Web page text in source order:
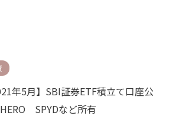
年5月】SBI証券ETF積立て口座公
SPYDなど所有